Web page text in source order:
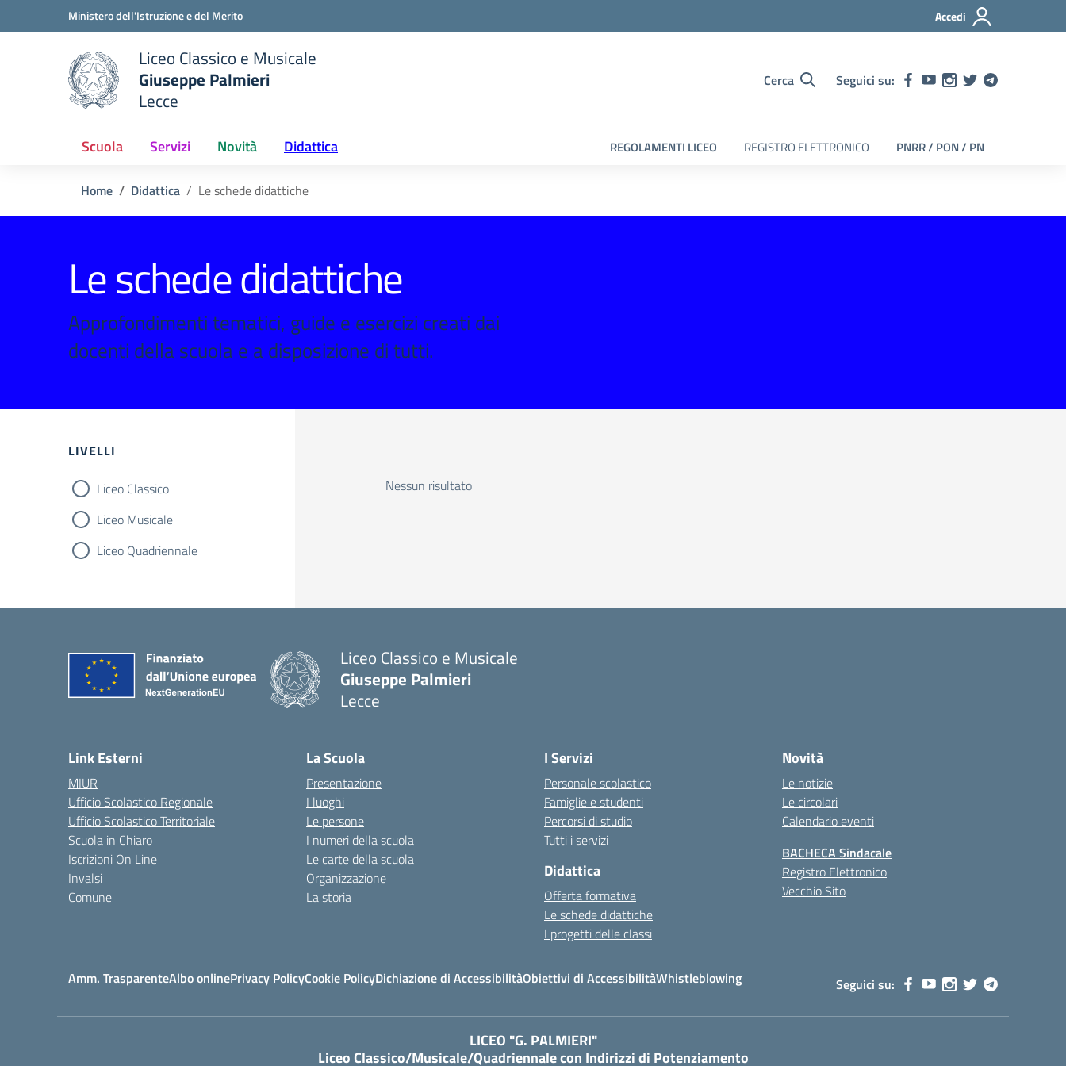
Vai ai contenuti
Vai al menu di navigazioneMinistero dell'Istruzione e del Merito Accedi
scuola
Liceo Classico e Musicale
Giuseppe Palmieri
Lecce
Cerca Seguici su:
Scuola Servizi Novità Didattica REGOLAMENTI LICEO REGISTRO ELETTRONICO PNRR / PON / PN
Home Didattica Le schede didattiche
Le schede didattiche
Approfondimenti tematici, guide e esercizi creati dai
docenti della scuola e a disposizione di tutti.
Filtri
LIVELLI
Liceo Classico
Liceo Musicale
Liceo Quadriennale
Nessun risultato
Liceo Classico e Musicale
Giuseppe Palmieri
Lecce
Link Esterni
MIUR
Ufficio Scolastico Regionale
Ufficio Scolastico Territoriale
Scuola in Chiaro
Iscrizioni On Line
Invalsi
Comune
La Scuola
Presentazione
I luoghi
Le persone
I numeri della scuola
Le carte della scuola
Organizzazione
La storia
I Servizi
Personale scolastico
Famiglie e studenti
Percorsi di studio
Tutti i servizi
Didattica
Offerta formativa
Le schede didattiche
I progetti delle classi
Novità
Le notizie
Le circolari
Calendario eventi
BACHECA Sindacale
Registro Elettronico
Vecchio Sito
Amm. TrasparenteAlbo onlinePrivacy PolicyCookie PolicyDichiazione di AccessibilitàObiettivi di AccessibilitàWhistleblowing Seguici su:
LICEO "G. PALMIERI"
Liceo Classico/Musicale/Quadriennale con Indirizzi di Potenziamento